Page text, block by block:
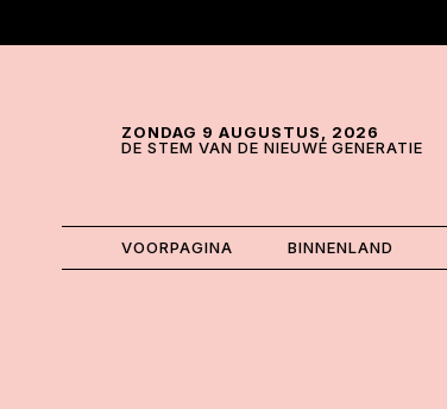
ZONDAG 9 AUGUSTUS, 2026
DE STEM VAN DE NIEUWE GENERATIE
VOORPAGINA BINNENLAND